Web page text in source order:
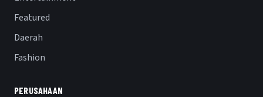
Featured
Daerah
Fashion
PERUSAHAAN